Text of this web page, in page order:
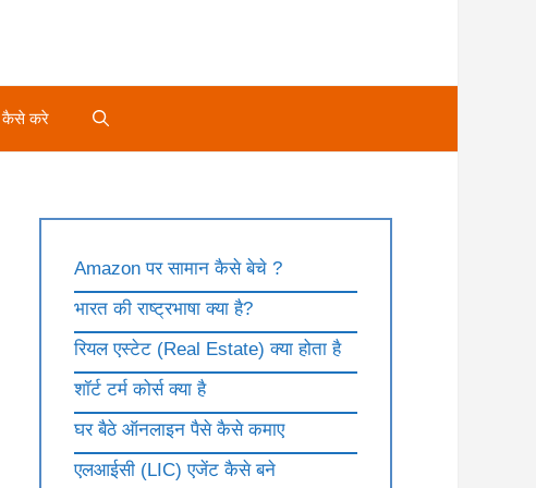
कैसे करे
Amazon पर सामान कैसे बेचे ?
भारत की राष्ट्रभाषा क्या है?
रियल एस्टेट (Real Estate) क्या होता है
शॉर्ट टर्म कोर्स क्या है
घर बैठे ऑनलाइन पैसे कैसे कमाए
एलआईसी (LIC) एजेंट कैसे बने